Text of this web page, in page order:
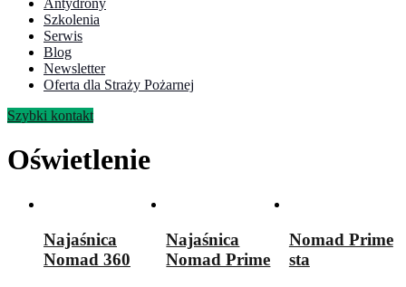
Antydrony
Szkolenia
Serwis
Blog
Newsletter
Oferta dla Straży Pożarnej
Szybki kontakt
Oświetlenie
Najaśnica
Nomad 360
Najaśnica
Nomad Prime
Nomad Prime
sta